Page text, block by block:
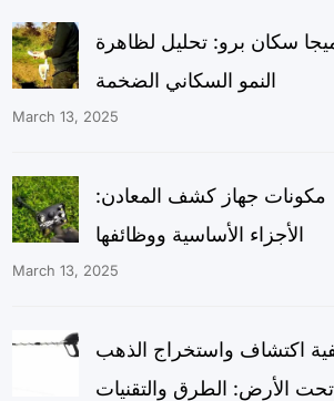
سكان برو: تحليل لظاهرة
النمو السكاني الضخمة
March 13, 2025
مكونات جهاز كشف المعادن:
الأجزاء الأساسية ووظائفها
March 13, 2025
اكتشاف واستخراج الذهب
تحت الأرض: الطرق والتقنيات